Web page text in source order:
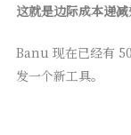
这就是边际成本递
Banu 现在已经有
发一个新工具。